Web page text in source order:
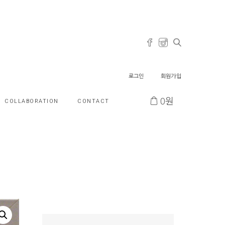
로그인 회원가입
COLLABORATION CONTACT 0원